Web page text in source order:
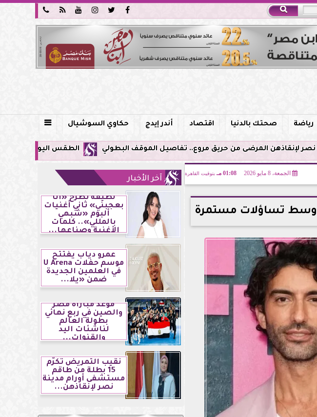






رياضة صحتك بالدنيا اقتصاد أندر إيدج حكاوي السوشيال 
الطقس اليوم في مصر.. ذروة الموجة شديدة
الجمعة، 8 مايو 2026 01:08 مـ بتوقيت القاهرة
وسط تساؤلات مستمرة
آخر الأخبار
لطيفة تطرح «أنا
بعجبني» ثاني أغنيات
ألبوم «شبهي
بالمللي».. كلمات
الأغنية وصناعها...
عمرو دياب يفتتح
موسم حفلات U Arena
في العلمين الجديدة
ضمن «يلا...
موعد مباراة مصر
والصين في ربع نهائي
بطولة العالم
لناشئات اليد
والقنوات...
نقيب التمريض تكرّم
15 بطلة من طاقم
مستشفى أورام مدينة
نصر لإنقاذهن...